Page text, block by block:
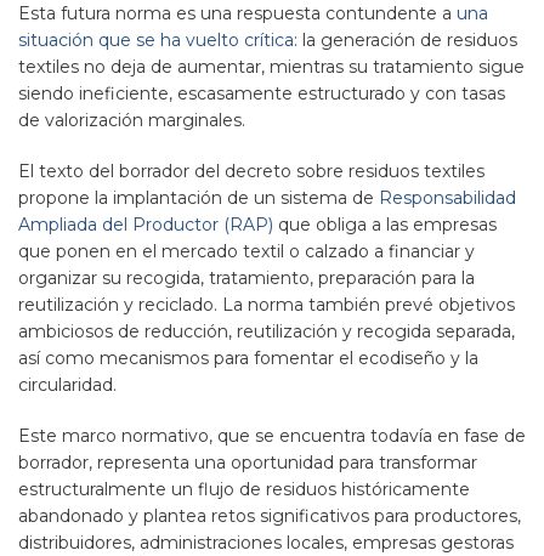
Esta futura norma es una respuesta contundente a una
situación que se ha vuelto crítica: la generación de residuos
textiles no deja de aumentar, mientras su tratamiento sigue
siendo ineficiente, escasamente estructurado y con tasas
de valorización marginales.
El texto del borrador del decreto sobre residuos textiles
propone la implantación de un sistema de Responsabilidad
Ampliada del Productor (RAP) que obliga a las empresas
que ponen en el mercado textil o calzado a financiar y
organizar su recogida, tratamiento, preparación para la
reutilización y reciclado. La norma también prevé objetivos
ambiciosos de reducción, reutilización y recogida separada,
así como mecanismos para fomentar el ecodiseño y la
circularidad.
Este marco normativo, que se encuentra todavía en fase de
borrador, representa una oportunidad para transformar
estructuralmente un flujo de residuos históricamente
abandonado y plantea retos significativos para productores,
distribuidores, administraciones locales, empresas gestoras